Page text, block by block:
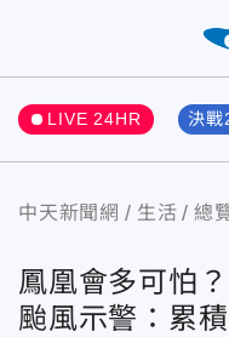
LIVE 24HR 決戰
中天新聞網 生活 總
鳳凰會多可怕
颱風示警：累